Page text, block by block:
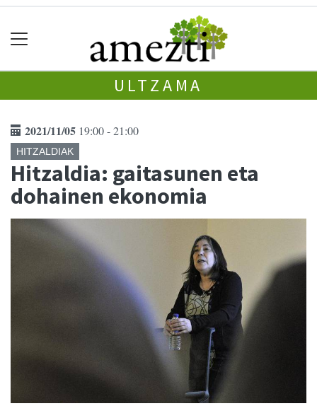
ULTZAMA
2021/11/05 19:00 - 21:00
HITZALDIAK
Hitzaldia: gaitasunen eta
dohainen ekonomia